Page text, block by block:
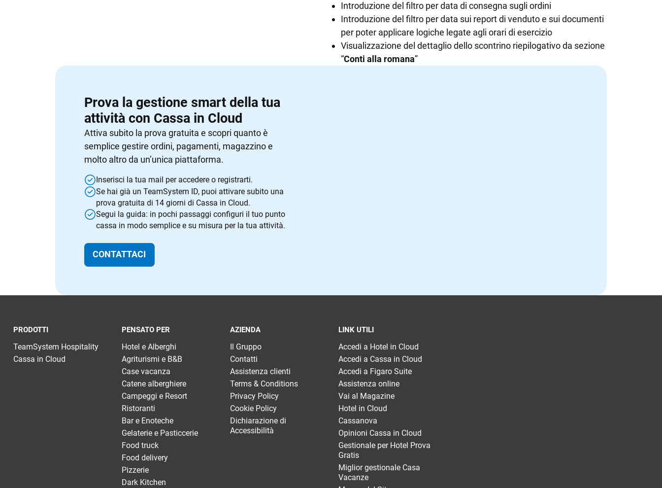
Introduzione del filtro per data di consegna sugli ordini
Introduzione del filtro per data sui report di venduto e sui documenti
per poter applicare logiche legate agli orari di esercizio
Visualizzazione del dettaglio dello scontrino riepilogativo da sezione
“Conti alla romana”
Prova la gestione smart della tua
attività con Cassa in Cloud
Attiva subito la prova gratuita e scopri quanto è
semplice gestire ordini, pagamenti, magazzino e
molto altro da un’unica piattaforma.
Inserisci la tua mail per accedere o registrarti.
Se hai già un TeamSystem ID, puoi attivare subito una
prova gratuita di 14 giorni di Cassa in Cloud.
Segui la guida: in pochi passaggi configuri il tuo punto
cassa in modo semplice e su misura per la tua attività.
CONTATTACI
PRODOTTI
TeamSystem Hospitality
Cassa in Cloud
PENSATO PER
Hotel e Alberghi
Agriturismi e B&B
Case vacanza
Catene alberghiere
Campeggi e Resort
Ristoranti
Bar e Enoteche
Gelaterie e Pasticcerie
Food truck
Food delivery
Pizzerie
Dark Kitchen
AZIENDA
Il Gruppo
Contatti
Assistenza clienti
Terms & Conditions
Privacy Policy
Cookie Policy
Dichiarazione di
Accessibilità
LINK UTILI
Accedi a Hotel in Cloud
Accedi a Cassa in Cloud
Accedi a Figaro Suite
Assistenza online
Vai al Magazine
Hotel in Cloud
Cassanova
Opinioni Cassa in Cloud
Gestionale per Hotel Prova
Gratis
Miglior gestionale Casa
Vacanze